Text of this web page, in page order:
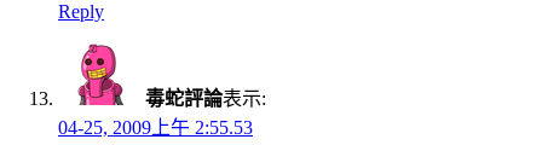
Reply
毒蛇評論表示:
04-25, 2009上午 2:55.53